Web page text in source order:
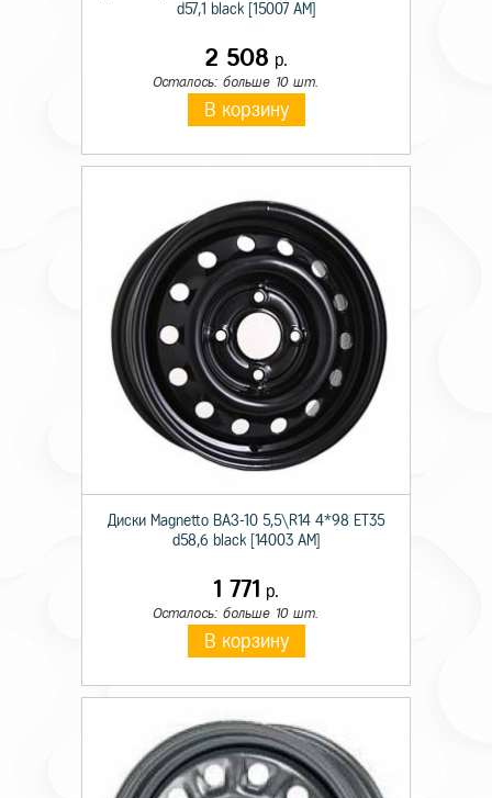
d57,1 black [15007 AM]
2 508 р.
Осталось: больше 10 шт.
В корзину
Диски Magnetto ВАЗ-10 5,5\R14 4*98 ET35
d58,6 black [14003 AM]
1 771 р.
Осталось: больше 10 шт.
В корзину